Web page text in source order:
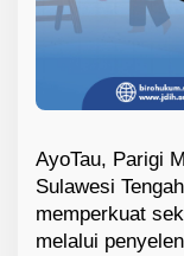
AyoTau, Parigi
Sulawesi
memperkuat
melalui